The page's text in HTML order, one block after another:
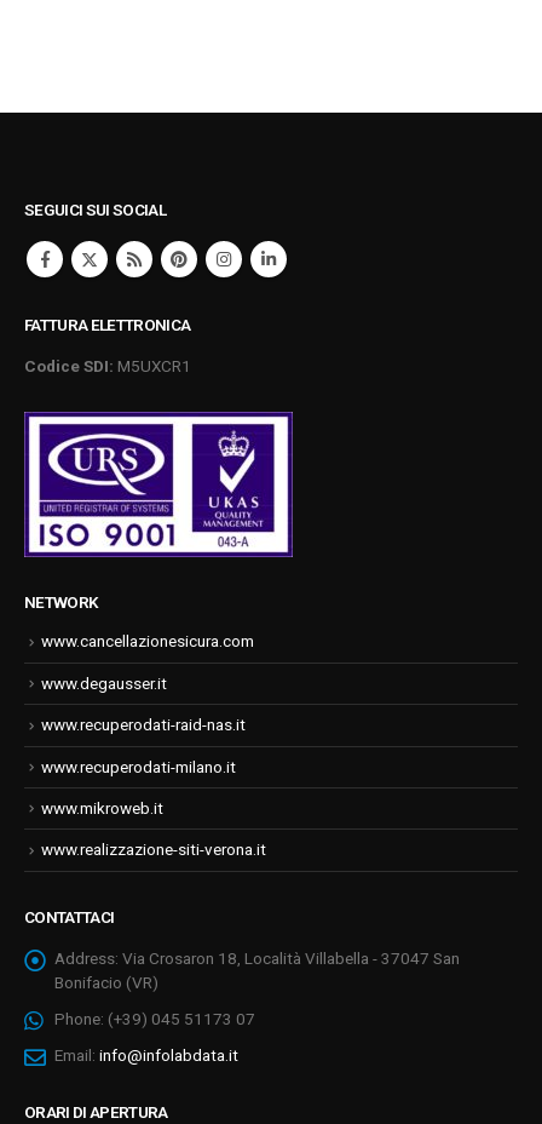
SEGUICI SUI SOCIAL
FATTURA ELETTRONICA
Codice SDI: M5UXCR1
NETWORK
www.cancellazionesicura.com
www.degausser.it
www.recuperodati-raid-nas.it
www.recuperodati-milano.it
www.mikroweb.it
www.realizzazione-siti-verona.it
CONTATTACI
Address: Via Crosaron 18, Località Villabella - 37047 San
Bonifacio (VR)
Phone: (+39) 045 51173 07
Email: info@infolabdata.it
ORARI DI APERTURA